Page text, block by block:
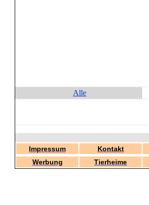
Alle
Impressum Kontakt
Werbung
Tierheime